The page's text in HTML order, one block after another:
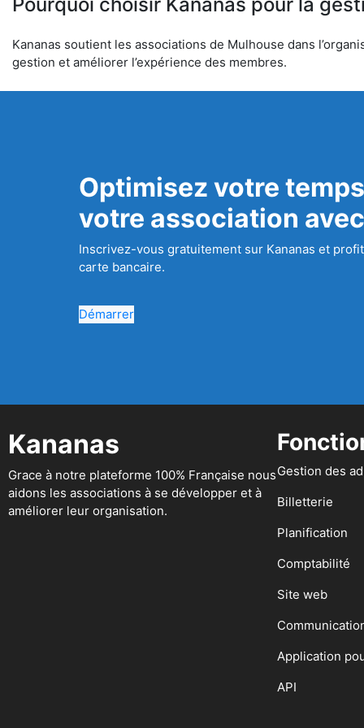
Kananas soutient les associations de Mulhouse dans
gestion et améliorer l’expérience des membres.
Optimisez votre
votre association
Inscrivez-vous gratuitement sur Kananas et
carte bancaire.
Démarrer
Kananas
Grace à notre plateforme 100% Française nous
aidons les associations à se développer et à
améliorer leur organisation.
Gestion des
Billetterie
Planification
Comptabilité
Site web
Application
API